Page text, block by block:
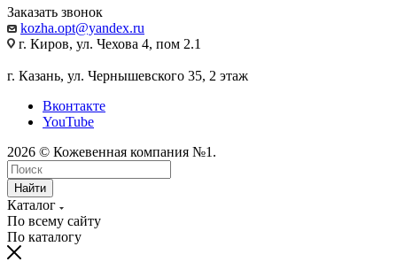
Заказать звонок
kozha.opt@yandex.ru
г. Киров, ул. Чехова 4, пом 2.1
г. Казань, ул. Чернышевского 35, 2 этаж
Вконтакте
YouTube
2026 © Кожевенная компания №1.
Найти
Каталог
По всему сайту
По каталогу